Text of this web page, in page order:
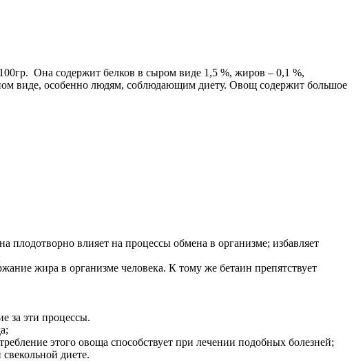
Она содержит белков в сыром виде 1,5 %, жиров – 0,1 %,
виде, особенно людям, соблюдающим диету. Овощ содержит большое
плодотворно влияет на процессы обмена в организме; избавляет
жира в организме человека. К тому же бетаин препятствует
за эти процессы.
этого овоща способствует при лечении подобных болезней;
диете.